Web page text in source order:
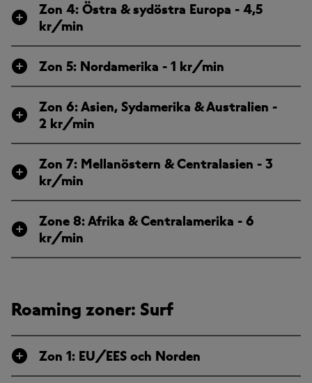
Zon 4: Östra & sydöstra Europa - 4,5
kr/min
Zon 5: Nordamerika - 1 kr/min
Zon 6: Asien, Sydamerika & Australien -
2 kr/min
Zon 7: Mellanöstern & Centralasien - 3
kr/min
Zone 8: Afrika & Centralamerika - 6
kr/min
Roaming zoner: Surf
Zon 1: EU/EES och Norden